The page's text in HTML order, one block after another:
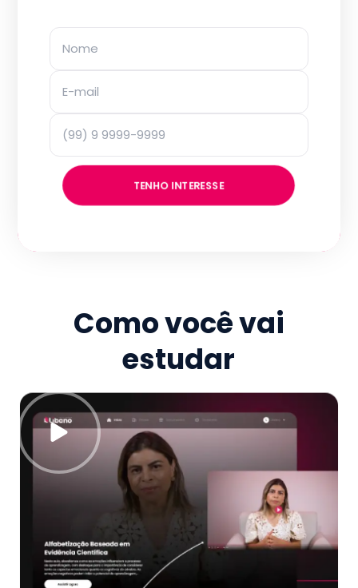
TENHO INTERESSE
Como você vai
estudar